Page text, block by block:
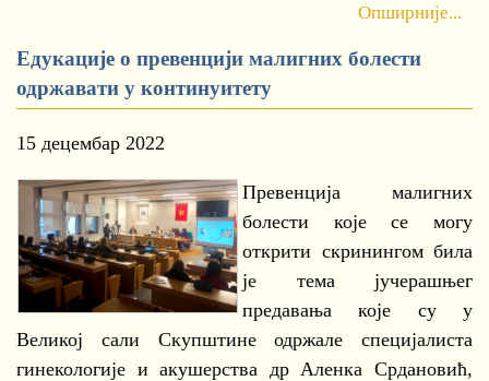
Опширније...
Едукације о превенцији малигних болести
одржавати у континуитету
15 децембар 2022
Превенција малигних
болести које се могу
открити скринингом била
је тема јучерашњег
предавања које су у
Великој сали Скупштине одржале специјалиста
гинекологије и акушерства др Аленка Срдановић,